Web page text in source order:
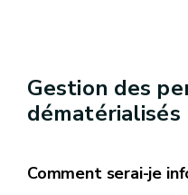
Gestion des
dématérialisés
Comment serai-je